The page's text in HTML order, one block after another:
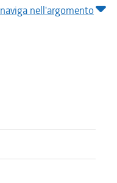
naviga nell'argomento